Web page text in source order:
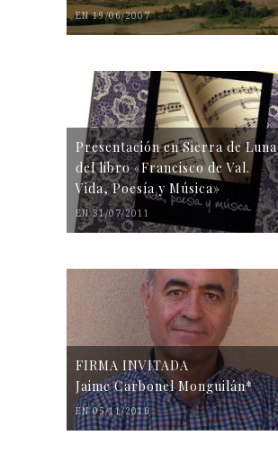
EN 19/06/2007
Presentación en Sierra de Luna
del libro «Francisco de Val.
Vida, Poesía y Música»
EN 31/07/2011
FIRMA INVITADA
Jaime Carbonel Monguilán*
EN 05/11/2016